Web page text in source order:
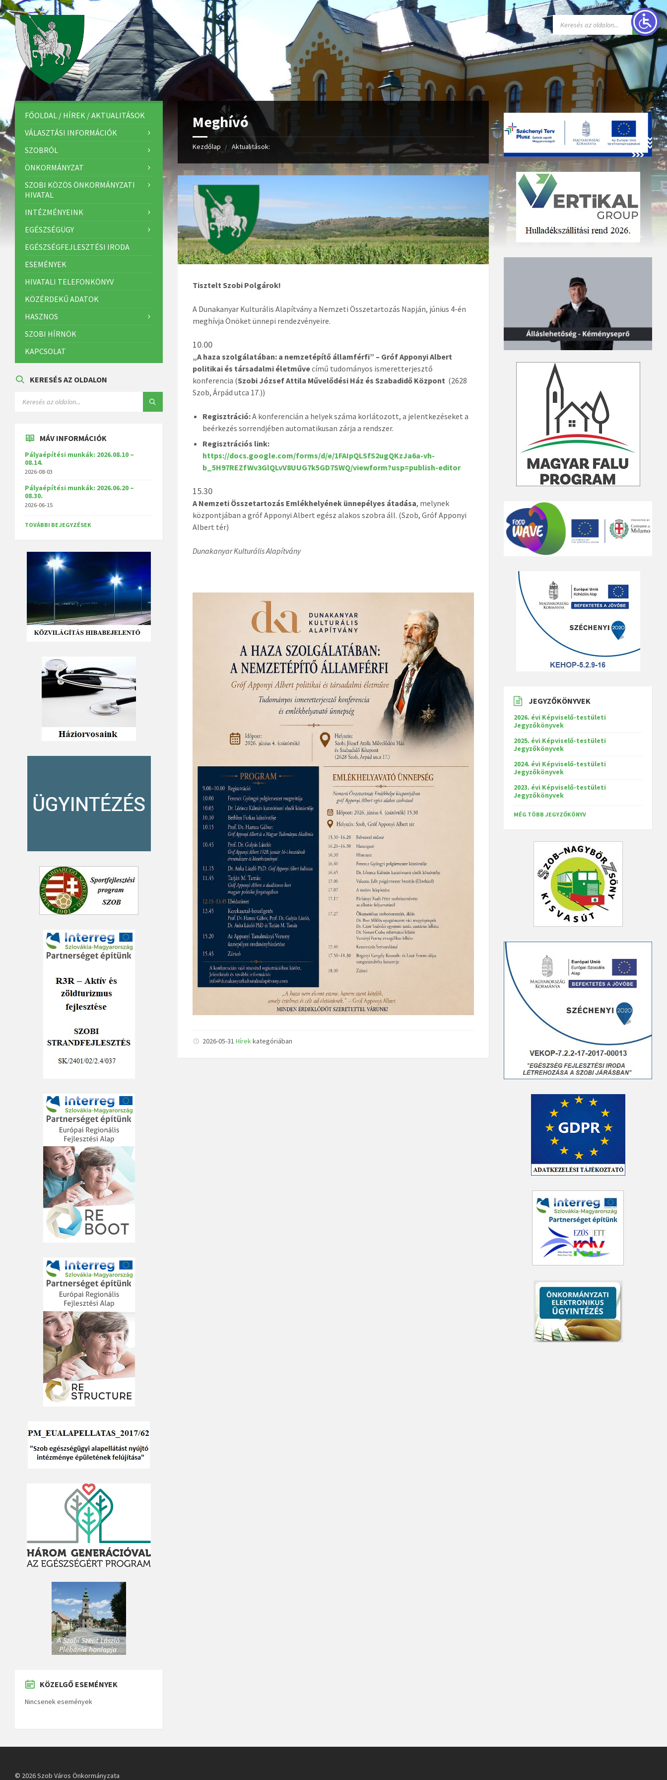
Meghívó
Kezdőlap Aktualitások:
Tisztelt Szobi Polgárok!
A Dunakanyar Kulturális Alapítvány a Nemzeti Összetartozás Napján, június 4-én
meghívja Önöket ünnepi rendezvényeire.
10.00
„A haza szolgálatában: a nemzetépítő államférfi” – Gróf Apponyi Albert
politikai és társadalmi életművecímű tudományos ismeretterjesztő
konferencia (Szobi József Attila Művelődési Ház és Szabadidő Központ (2628
Szob, Árpád utca 17.))
Regisztráció:A konferencián a helyek száma korlátozott, a jelentkezéseket a
beérkezés sorrendjében automatikusan zárja a rendszer.
Regisztrációs link:
https://docs.google.com/forms/d/e/1FAIpQLSfS2ugQKzJa6a-vh-
b_5H97REZfWv3GlQLvV8UUG7k5GD7SWQ/viewform?usp=publish-editor
15.30
A Nemzeti Összetartozás Emlékhelyének ünnepélyes átadása, melynek
központjában a gróf Apponyi Albert egész alakos szobra áll. (Szob, Gróf Apponyi
Albert tér)
Dunakanyar Kulturális Alapítvány
2026-05-31Hírek kategóriában
FŐOLDAL / HÍREK / AKTUALITÁSOK
VÁLASZTÁSI INFORMÁCIÓK
SZOBRÓL
ÖNKORMÁNYZAT
SZOBI KÖZÖS ÖNKORMÁNYZATI
HIVATAL
INTÉZMÉNYEINK
EGÉSZSÉGÜGY
EGÉSZSÉGFEJLESZTÉSI IRODA
ESEMÉNYEK
HIVATALI TELEFONKÖNYV
KÖZÉRDEKŰ ADATOK
HASZNOS
SZOBI HÍRNÖK
KAPCSOLAT
KERESÉS AZ OLDALON
MÁV INFORMÁCIÓK
Pályaépítési munkák: 2026.08.10 –
08.14.
2026-08-03
Pályaépítési munkák: 2026.06.20 –
08.30.
2026-06-15
TOVÁBBI BEJEGYZÉSEK
KÖZELGŐ ESEMÉNYEK
Nincsenek események
JEGYZŐKÖNYVEK
2026. évi Képviselő-testületi
Jegyzőkönyvek
2025. évi Képviselő-testületi
Jegyzőkönyvek
2024. évi Képviselő-testületi
Jegyzőkönyvek
2023. évi Képviselő-testületi
Jegyzőkönyvek
MÉG TÖBB JEGYZŐKÖNYV
© 2026 Szob Város Önkormányzata